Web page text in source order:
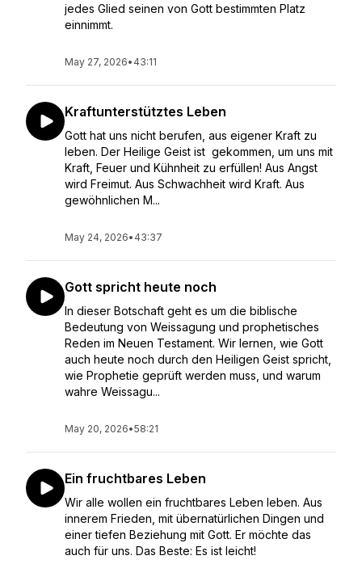
jedes Glied seinen von Gott bestimmten Platz
einnimmt.
May 27, 2026• 43:11
Kraftunterstütztes Leben
Gott hat uns nicht berufen, aus eigener Kraft zu
leben. Der Heilige Geist ist gekommen, um uns mit
Kraft, Feuer und Kühnheit zu erfüllen! Aus Angst
wird Freimut. Aus Schwachheit wird Kraft. Aus
gewöhnlichen M...
May 24, 2026• 43:37
Gott spricht heute noch
In dieser Botschaft geht es um die biblische
Bedeutung von Weissagung und prophetisches
Reden im Neuen Testament. Wir lernen, wie Gott
auch heute noch durch den Heiligen Geist spricht,
wie Prophetie geprüft werden muss, und warum
wahre Weissagu...
May 20, 2026•58:21
Ein fruchtbares Leben
Wir alle wollen ein fruchtbares Leben leben. Aus
innerem Frieden, mit übernatürlichen Dingen und
einer tiefen Beziehung mit Gott. Er möchte das
auch für uns. Das Beste: Es ist leicht!